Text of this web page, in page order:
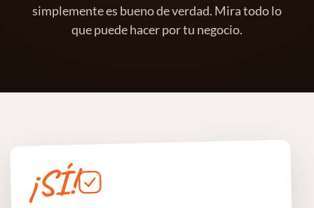
simplemente es bueno de verdad. Mira todo lo
que puede hacer por tu negocio.
¡SÍ!